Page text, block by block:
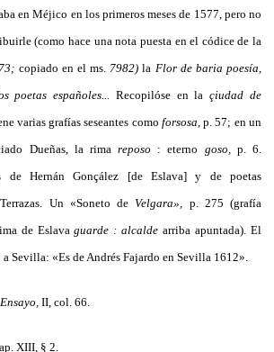
en Méjico en los primeros meses de 1577, pero no
(como hace una nota puesta en el códice de la
copiado en el ms. 7982)la Flor de baria poesía,
poetas españoles... Recopilóse en laçiudad de
varias grafías seseantes como forsosa,p. 57; en un
Dueñas, la rimareposo : eterno goso, p. 6.
de Hernán Gonçález [de Eslava] y de poetas
Un «Soneto deVelgara», p. 275 (grafía
de Eslavaguarde :alcaldearriba apuntada). El
Sevilla: «Es de Andrés Fajardo en Sevilla 1612».
Ensayo, II, col. 66.
XIII, § 2.